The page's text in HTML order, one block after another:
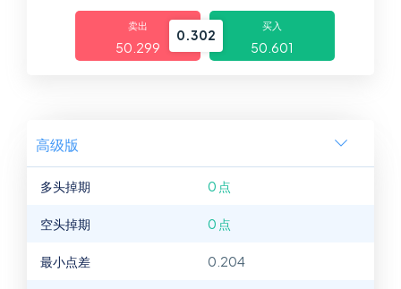
卖出
50.299
0.302
买入
50.601
高级版
多头掉期 0 点
空头掉期 0 点
最小点差 0.204